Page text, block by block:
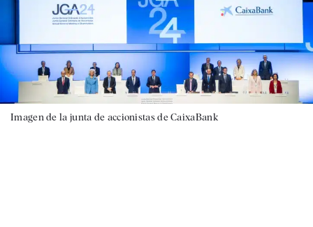
Imagen de la junta de accionistas de CaixaBank